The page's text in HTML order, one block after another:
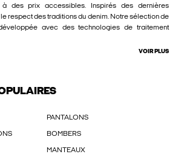
à des prix accessibles. Inspirés des dernières
respect des traditions du denim. Notre sélection de
avec des technologies de traitement
VOIR PLUS
PANTALONS
BOMBERS
MANTEAUX